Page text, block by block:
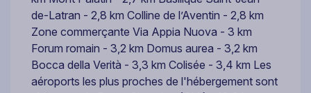
de-Latran - 2,8 km Colline de l’Aventin - 2,8 km
Zone commerçante Via Appia Nuova - 3 km
Forum romain - 3,2 km Domus aurea - 3,2 km
Bocca della Verità - 3,3 km Colisée - 3,4 km Les
aéroports les plus proches de l'hébergement sont